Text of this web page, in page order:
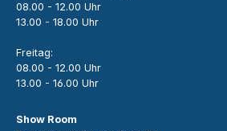
08.00 - 12.00 Uhr
13.00 - 18.00 Uhr
Freitag:
08.00 - 12.00 Uhr
13.00 - 16.00 Uhr
Show Room